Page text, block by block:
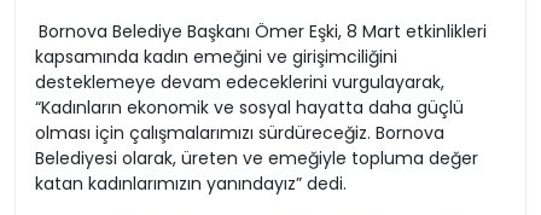
Bornova Belediye Başkanı Ömer Eşki, 8 Mart etkinlikleri
kapsamında kadın emeğini ve girişimciliğini
desteklemeye devam edeceklerini vurgulayarak,
“Kadınların ekonomik ve sosyal hayatta daha güçlü
olması için çalışmalarımızı sürdüreceğiz. Bornova
Belediyesi olarak, üreten ve emeğiyle topluma değer
katan kadınlarımızın yanındayız” dedi.